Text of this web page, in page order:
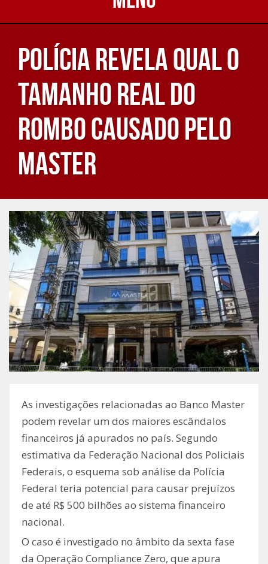
Polícia revela qual o
tamanho real do
rombo causado pelo
Master
As investigações relacionadas ao Banco Master
podem revelar um dos maiores escândalos
financeiros já apurados no país. Segundo
estimativa da Federação Nacional dos Policiais
Federais, o esquema sob análise da Polícia
Federal teria potencial para causar prejuízos
de até R$ 500 bilhões ao sistema financeiro
nacional.
O caso é investigado no âmbito da sexta fase
da Operação Compliance Zero, que apura